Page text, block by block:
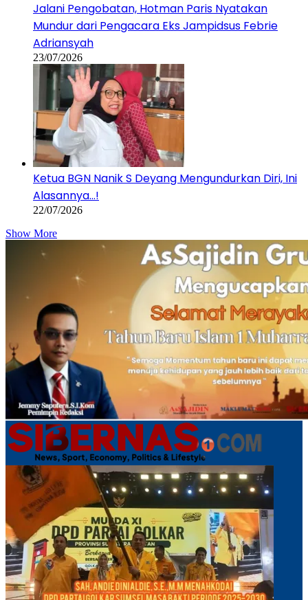
Jalani Pengobatan, Hotman Paris Nyatakan
Mundur dari Pengacara Eks Jampidsus Febrie
Adriansyah
23/07/2026
Ketua BGN Nanik S Deyang Mengundurkan Diri, Ini
Alasannya…!
22/07/2026
Show More